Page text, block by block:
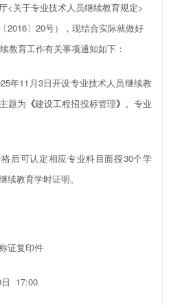
<关于专业技术人员继续教育规定>
2016〕20号），现结合实际就做好
教育工作有关事项通知如下：
11月3日开设专业技术人员继续教
题为 《建设工程招投标管理》 。专业
可认定相应专业科目面授30个学
教育学时证明。
证复印件
日 17:00